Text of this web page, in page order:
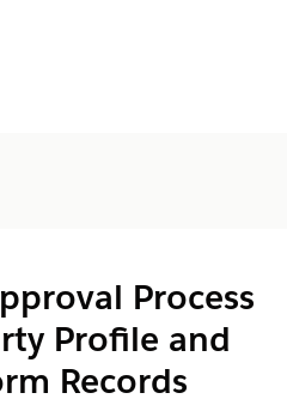
Process
Profile and
Records